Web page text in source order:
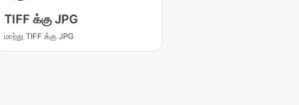
TIFF க்கு JPG
மாற்று TIFF க்கு JPG